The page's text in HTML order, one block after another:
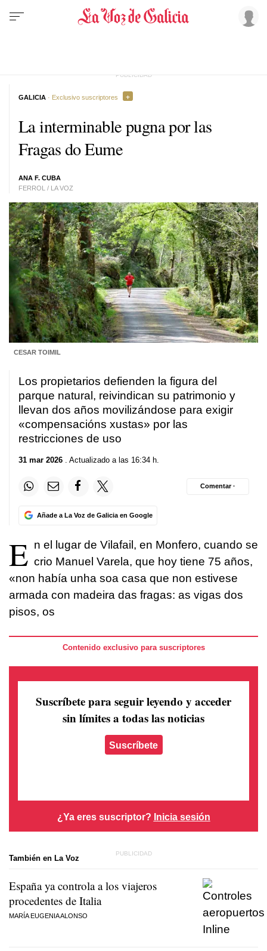
La interminable pugna por las
Fragas do Eume
ANA F. CUBA
FERROL / LA VOZ
GALICIA · Exclusivo suscriptores
CESAR TOIMIL
Los propietarios defienden la figura del
parque natural, reivindican su patrimonio y
llevan dos años movilizándose para exigir
«compensacións xustas» por las
restricciones de uso
31 mar 2026 . Actualizado a las 16:34 h.
Añade a La Voz de Galicia en Google
Comentar ·
E n el lugar de Vilafail, en Monfero, cuando se
crio Manuel Varela, que hoy tiene 75 años,
«non había unha soa casa que non estivese
armada con madeira das fragas: as vigas dos
pisos, os
Contenido exclusivo para suscriptores
Suscríbete para seguir leyendo y acceder
sin límites a todas las noticias
Suscríbete
¿Ya eres suscriptor? Inicia sesión
También en La Voz
España ya controla a los viajeros
procedentes de Italia
MARÍA EUGENIA ALONSO